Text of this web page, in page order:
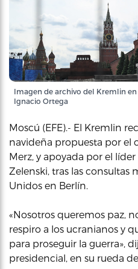
Imagen de archivo del Kremlin en
Ignacio Ortega
Moscú (EFE).- El Kremlin
navideña propuesta por el
Merz, y apoyada por el
Zelenski, tras las consultas
Unidos en Berlín.
«Nosotros queremos paz,
respiro a los ucranianos y
para proseguir la guerra»,
presidencial, en su rueda